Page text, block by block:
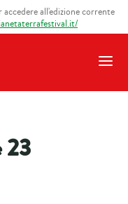
all'edizione corrente
23